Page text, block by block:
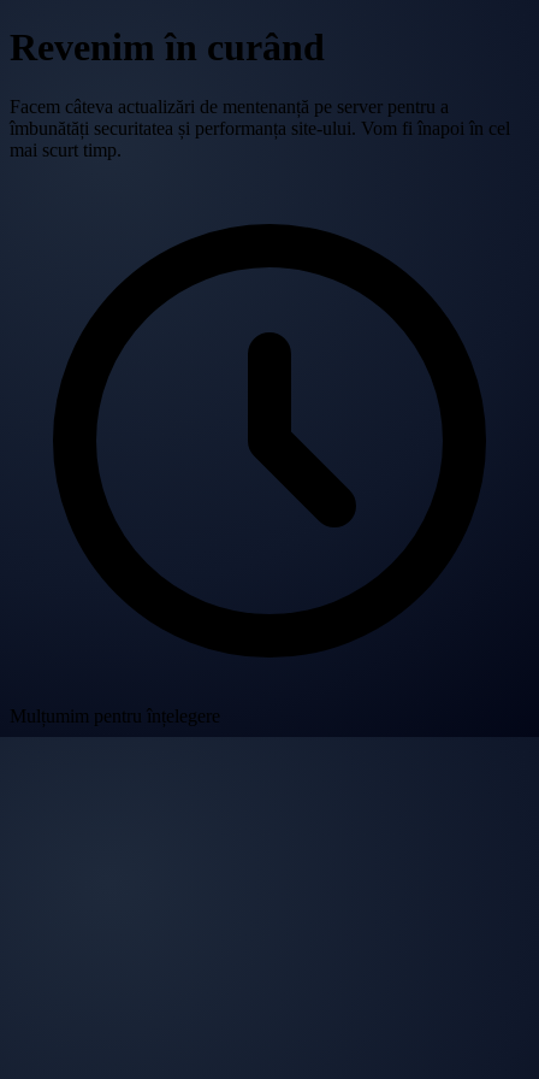
Revenim în curând
Facem câteva actualizări de mentenanță pe server pentru a
îmbunătăți securitatea și performanța site-ului. Vom fi înapoi în cel
mai scurt timp.
Mulțumim pentru înțelegere